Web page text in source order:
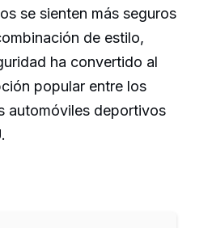
se sienten más seguros
de estilo,
ha convertido al
popular entre los
automóviles deportivos